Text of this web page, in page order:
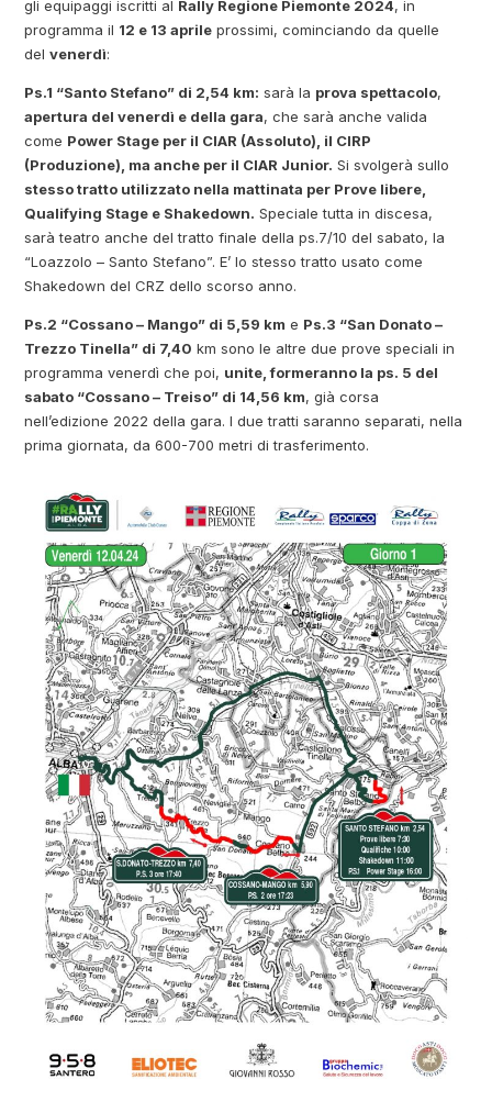
gli equipaggi iscritti al Rally Regione Piemonte 2024, in
programma il 12 e 13 aprile prossimi, cominciando da quelle
delvenerdì:
Ps.1 “Santo Stefano” di 2,54 km: sarà la prova spettacolo,
apertura del venerdì e della gara, che sarà anche valida
come Power Stage per il CIAR (Assoluto), il CIRP
(Produzione), ma anche per il CIAR Junior. Si svolgerà sullo
stesso tratto utilizzato nella mattinata per Prove libere,
Qualifying Stage e Shakedown. Speciale tutta in discesa,
sarà teatro anche del tratto finale della ps.7/10 del sabato, la
“Loazzolo – Santo Stefano”. E’ lo stesso tratto usato come
Shakedown del CRZ dello scorso anno.
Ps.2 “Cossano – Mango” di 5,59 km e Ps.3 “San Donato –
Trezzo Tinella” di 7,40 km sono le altre due prove speciali in
programma venerdì che poi, unite, formeranno la ps. 5 del
sabato “Cossano – Treiso” di 14,56 km, già corsa
nell’edizione 2022 della gara. I due tratti saranno separati, nella
prima giornata, da 600-700 metri di trasferimento.